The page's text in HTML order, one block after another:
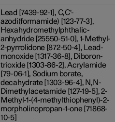
Lead [7439-92-1], C,C'-
azodi(formamide) [123-77-3],
Hexahydromethylphthalic-
anhydride [25550-51-0], 1-Methyl-
2-pyrrolidone [872-50-4], Lead-
monoxide [1317-36-8], Diboron-
trioxide [1303-86-2], Acrylamide
[79-06-1], Sodium borate,
decahydrate [1303-96-4], N,N-
Dimethylacetamide [127-19-5], 2-
Methyl-1-(4-methylthiophenyl)-2-
morpholinopropan-1-one [71868-
10-5]